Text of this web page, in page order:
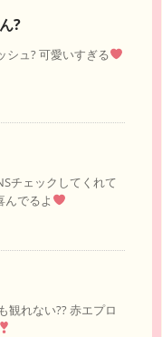
?
シュ? 可愛いすぎる
チェックしてくれて
んでるよ
観れない?? 赤エプロ